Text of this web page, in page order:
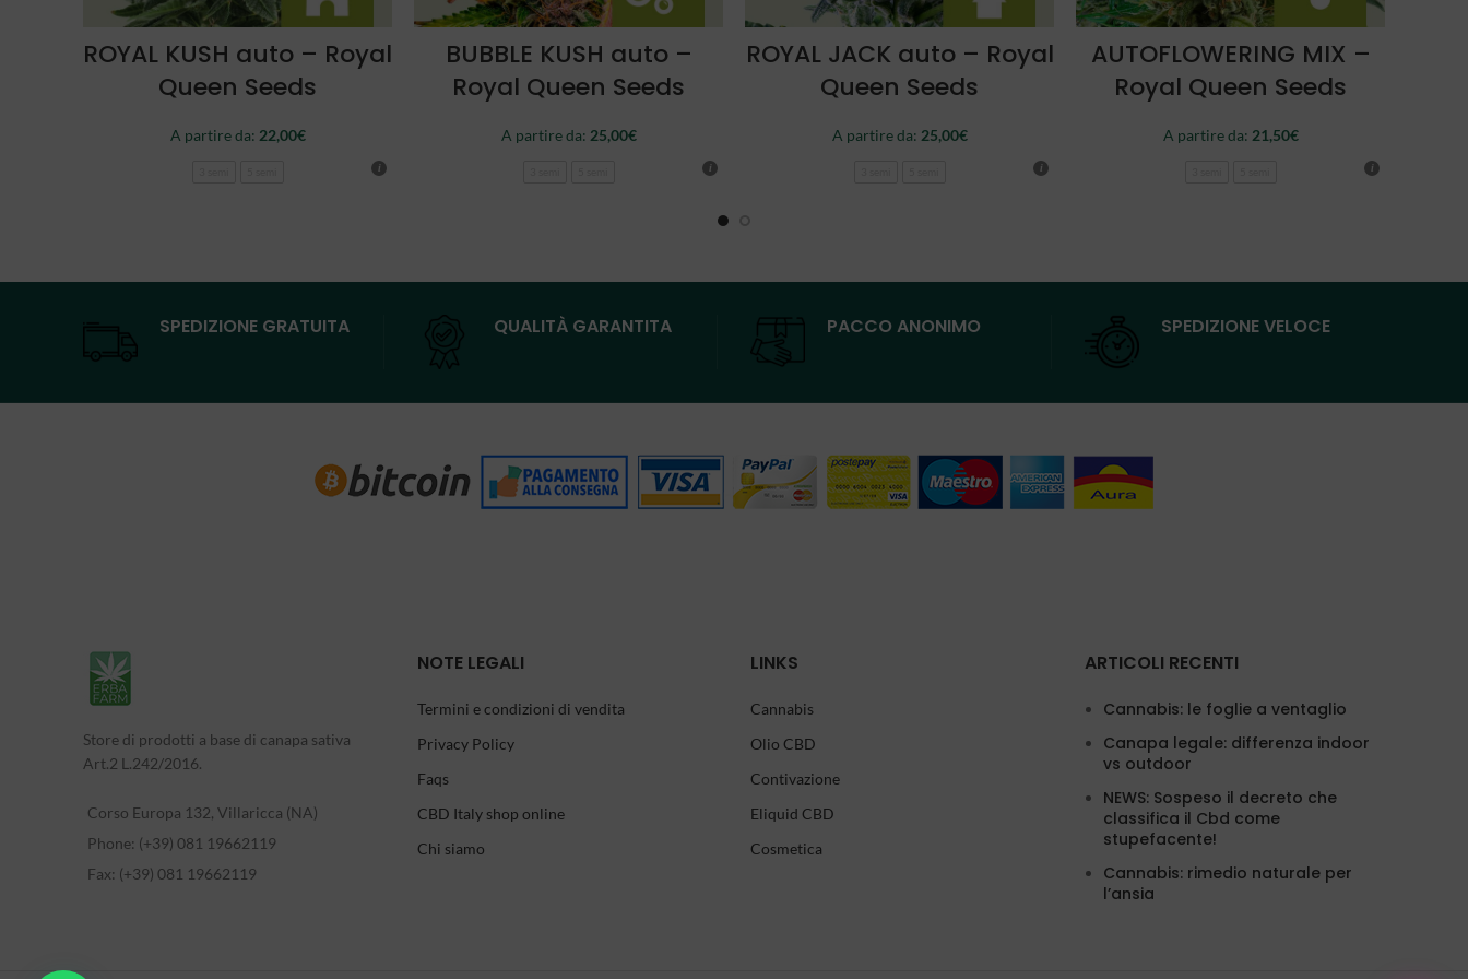
ROYAL KUSH auto – Royal
Queen Seeds
A partire da: 22,00€
BUBBLE KUSH auto –
Royal Queen Seeds
A partire da: 25,00€
ROYAL JACK auto – Royal
Queen Seeds
A partire da: 25,00€
AUTOFLOWERING MIX –
Royal Queen Seeds
A partire da: 21,50€
SPEDIZIONE GRATUITA QUALITÀ GARANTITA PACCO ANONIMO SPEDIZIONE VELOCE
Store di prodotti a base di canapa sativa
Art.2 L.242/2016.
Corso Europa 132, Villaricca (NA)
Phone: (+39) 081 19662119
Fax: (+39) 081 19662119
NOTE LEGALI
Termini e condizioni di vendita
Privacy Policy
Faqs
CBD Italy shop online
Chi siamo
LINKS
Cannabis
Olio CBD
Contivazione
Eliquid CBD
Cosmetica
ARTICOLI RECENTI
Cannabis: le foglie a ventaglio
Canapa legale: differenza indoor
vs outdoor
NEWS: Sospeso il decreto che
classifica il Cbd come
stupefacente!
Cannabis: rimedio naturale per
l’ansia